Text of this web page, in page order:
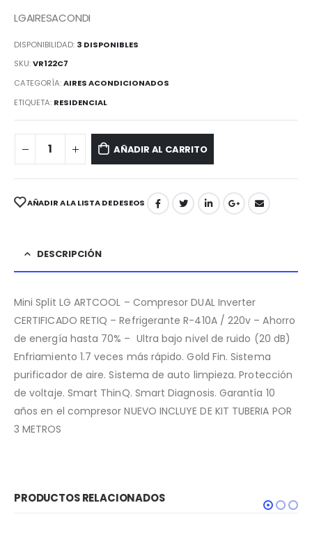
LGAIRESACONDI
DISPONIBILIDAD: 3 DISPONIBLES
SKU:VR122C7
CATEGORÍA:AIRES ACONDICIONADOS
ETIQUETA: RESIDENCIAL
AÑADIR AL CARRITO
AÑADIR A LA LISTA DE DESEOS
DESCRIPCIÓN
Mini Split LG ARTCOOL – Compresor DUAL Inverter
CERTIFICADO RETIQ – Refrigerante R-410A / 220v – Ahorro
de energía hasta 70% – Ultra bajo nivel de ruido (20 dB)
Enfriamiento 1.7 veces más rápido. Gold Fin. Sistema
purificador de aire. Sistema de auto limpieza. Protección
de voltaje. Smart ThinQ. Smart Diagnosis. Garantía 10
años en el compresor NUEVO INCLUYE DE KIT TUBERIA POR
3 METROS
PRODUCTOS RELACIONADOS